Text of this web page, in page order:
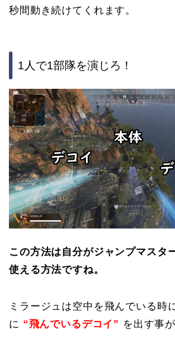
秒間動き続けてくれます。
1人で1部隊を演じろ！
この方法は自分がジャンプマスタ
使える方法ですね。
ミラージュは空中を飛んでいる時
に “飛んでいるデコイ” を出す事